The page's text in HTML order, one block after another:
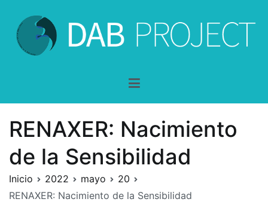
contenido
RENAXER: Nacimiento
de la Sensibilidad
Inicio 2022 mayo
20
RENAXER: Nacimiento de la Sensibilidad